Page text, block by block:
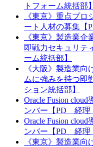
トフォーム統括部】
《東京》重点プ
ート人材の募集【
《東京》製造業
即戦力セキュリテ
ーム統括部】
《大阪》製造業
ムに強みを持つ即
ション統括部】
Oracle Fusion
ンバー【PD 経理
Oracle Fusion
ンバー【PD 経理
《東京》製造業